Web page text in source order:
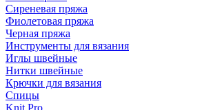
Сиреневая пряжа
Фиолетовая пряжа
Черная пряжа
Инструменты для вязания
Иглы швейные
Нитки швейные
Крючки для вязания
Спицы
Knit Pro